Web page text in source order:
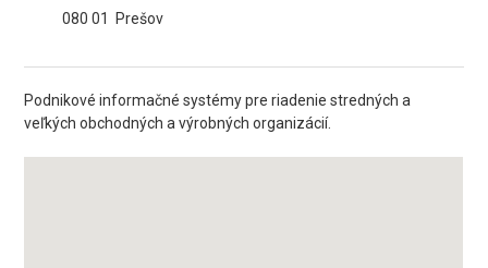
080 01
Prešov
Podnikové informačné systémy pre riadenie stredných a
veľkých obchodných a výrobných organizácií.